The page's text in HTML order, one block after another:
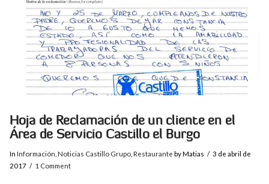
Hoja de Reclamación de un cliente en el
Área de Servicio Castillo el Burgo
In Información Noticias Castillo Grupo, Restaurante by Matias
3 de abril de
2017
1 Comment